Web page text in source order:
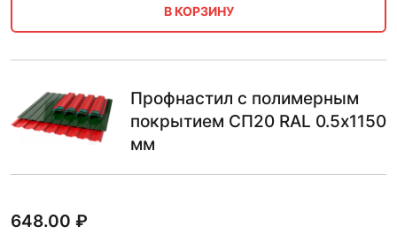
В КОРЗИНУ
Профнастил с полимерным
покрытием СП20 RAL 0.5х1150
мм
648.00 ₽